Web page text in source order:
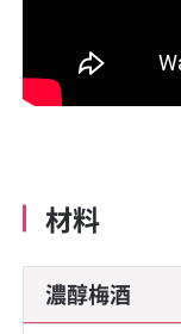
材料
濃醇梅酒